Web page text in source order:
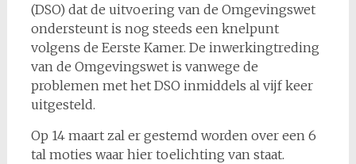
(DSO) dat de uitvoering van de Omgevingswet
ondersteunt is nog steeds een knelpunt
volgens de Eerste Kamer. De inwerkingtreding
van de Omgevingswet is vanwege de
problemen met het DSO inmiddels al vijf keer
uitgesteld.
Op 14 maart zal er gestemd worden over een 6
tal moties waar hier toelichting van staat.